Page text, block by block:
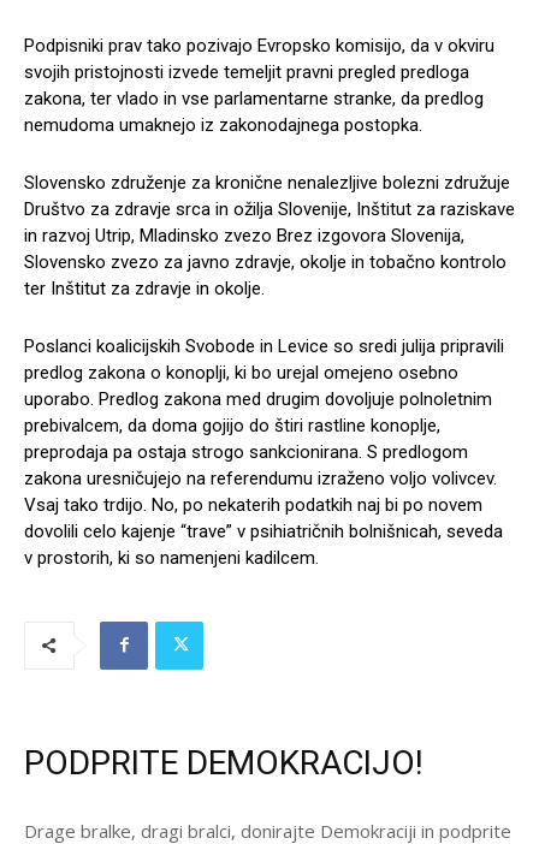
Podpisniki prav tako pozivajo Evropsko komisijo, da v okviru
svojih pristojnosti izvede temeljit pravni pregled predloga
zakona, ter vlado in vse parlamentarne stranke, da predlog
nemudoma umaknejo iz zakonodajnega postopka.
Slovensko združenje za kronične nenalezljive bolezni združuje
Društvo za zdravje srca in ožilja Slovenije, Inštitut za raziskave
in razvoj Utrip, Mladinsko zvezo Brez izgovora Slovenija,
Slovensko zvezo za javno zdravje, okolje in tobačno kontrolo
ter Inštitut za zdravje in okolje.
Poslanci koalicijskih Svobode in Levice so sredi julija pripravili
predlog zakona o konoplji, ki bo urejal omejeno osebno
uporabo. Predlog zakona med drugim dovoljuje polnoletnim
prebivalcem, da doma gojijo do štiri rastline konoplje,
preprodaja pa ostaja strogo sankcionirana. S predlogom
zakona uresničujejo na referendumu izraženo voljo volivcev.
Vsaj tako trdijo. No, po nekaterih podatkih naj bi po novem
dovolili celo kajenje “trave” v psihiatričnih bolnišnicah, seveda
v prostorih, ki so namenjeni kadilcem.
PODPRITE DEMOKRACIJO!
Drage bralke, dragi bralci, donirajte Demokraciji in podprite